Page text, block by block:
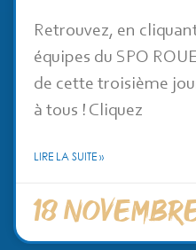
Retrouvez, en
équipes du SPO
de cette troisième
à tous ! Cliquez
LIRE LA SUITE »
18